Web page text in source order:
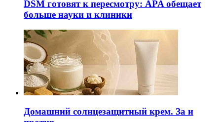
DSM готовят к пересмотру: APA обещает
больше науки и клиники
Домашний солнцезащитный крем. За и